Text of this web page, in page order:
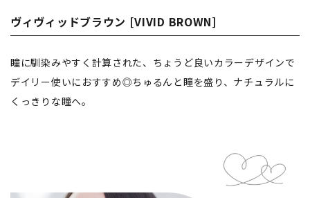
ヴィヴィッドブラウン [VIVID BROWN]
瞳に馴染みやすく計算された、ちょうど良いカラーデザインで
デイリー使いにおすすめ◎ちゅるんと瞳を盛り、ナチュラルに
くっきりな瞳へ。